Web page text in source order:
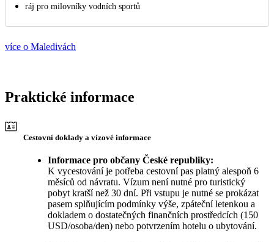
ráj pro milovníky vodních sportů
více o Maledivách
Praktické informace
Cestovní doklady a vízové informace
Informace pro občany České republiky:
K vycestování je potřeba cestovní pas platný alespoň 6
měsíců od návratu. Vízum není nutné pro turistický
pobyt kratší než 30 dní. Při vstupu je nutné se prokázat
pasem splňujícím podmínky výše, zpáteční letenkou a
dokladem o dostatečných finančních prostředcích (150
USD/osoba/den) nebo potvrzením hotelu o ubytování.